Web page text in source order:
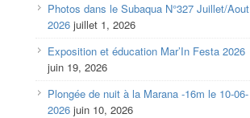
Photos dans le Subaqua N°327 Juillet/Aout
2026 juillet 1, 2026
Exposition et éducation Mar’In Festa 2026
juin 19, 2026
Plongée de nuit à la Marana -16m le 10-06-
2026 juin 10, 2026